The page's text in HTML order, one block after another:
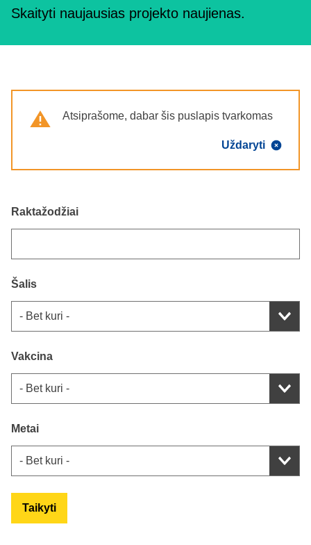
Skaityti naujausias projekto naujienas.
Uždaryti
Warning
Atsiprašome, dabar šis puslapis tvarkomas
Raktažodžiai
Šalis
Vakcina
Metai
Taikyti